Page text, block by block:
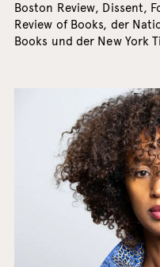
Boston Review, Dissent,
Review of Books, der
Books und der New York